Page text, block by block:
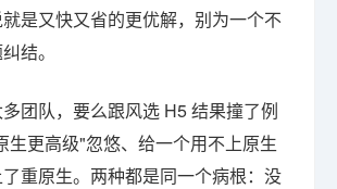
是又快又省的更优解，别为一个不
结。
团队，要么跟风选 H5 结果撞了例
生更高级"忽悠、给一个用不上原生
重原生。两种都是同一个病根：没